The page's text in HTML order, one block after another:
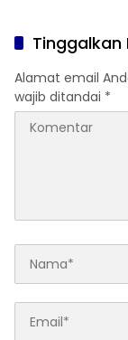
Tinggalkan
Alamat email
wajib ditandai *